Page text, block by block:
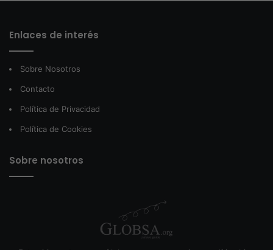
Enlaces de interés
Sobre Nosotros
Contacto
Política de Privacidad
Política de Cookies
Sobre nosotros